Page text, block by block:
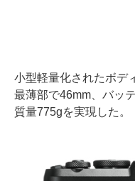
小型軽量化されたボデ
最薄部で46mm、バッ
質量775gを実現した。